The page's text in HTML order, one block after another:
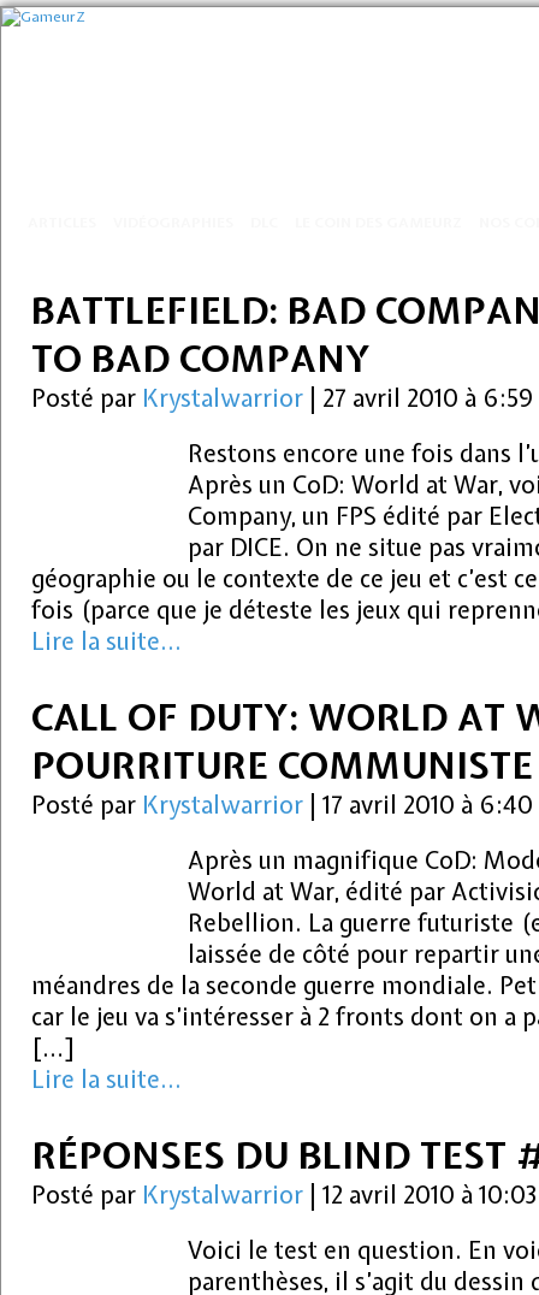
BATTLEFIELD: BAD
TO BAD COMPANY
Posté par Krystalwarrior
27 avril 2010 à 6:59
Restons encore une fois dans
Après un CoD: World at War,
Company, un FPS édité par
par DICE. On ne situe pas
géographie ou le contexte de ce jeu et c’est
fois (parce que je déteste les jeux qui
Lire la suite...
CALL OF DUTY: WORLD AT
POURRITURE
Posté par Krystalwarrior
17 avril 2010 à 6:40
Après un magnifique CoD:
World at War, édité par
Rebellion. La guerre futuriste
laissée de côté pour repartir
méandres de la seconde guerre mondiale.
car le jeu va s’intéresser à 2 fronts dont on a
[…]
Lire la suite...
RÉPONSES DU BLIND TEST
Posté par Krystalwarrior
12 avril 2010 à
Voici le test en question. En
parenthèses, il s’agit du dessin